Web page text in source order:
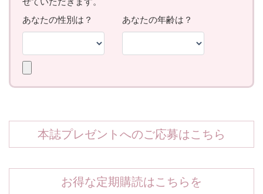
本誌プレゼントへのご応募はこちら
お得な定期購読はこちらを